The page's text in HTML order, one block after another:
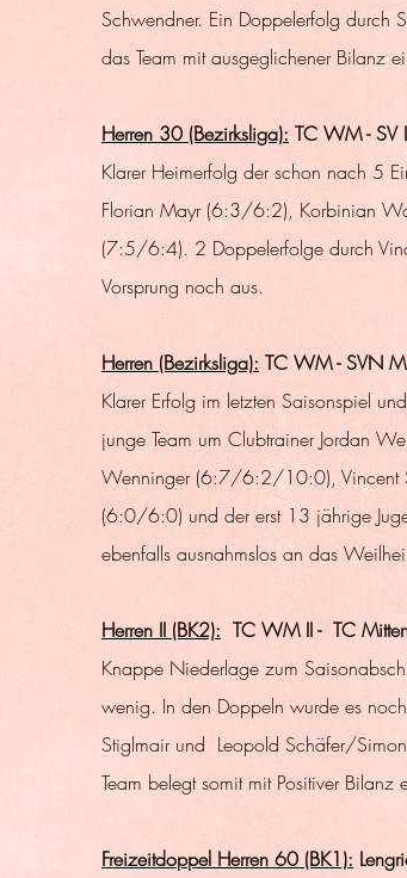
Schwendner. Ein Doppelerfolg durch
das Team mit ausgeglichener Bilanz
Herren 30 (Bezirksliga): TC WM - SV
Klarer Heimerfolg der schon nach 5
Florian Mayr (6:3/6:2), Korbinian
(7:5/6:4). 2 Doppelerfolge durch
Vorsprung noch aus.
Herren (Bezirksliga): TC WM - SVN
Klarer Erfolg im letzten Saisonspiel
junge Team um Clubtrainer Jordan
Wenninger (6:7/6:2/10:0), Vincent
(6:0/6:0) und der erst 13 jährige
ebenfalls ausnahmslos an das
Herren II (BK2):
TC WM II -  TC
Knappe Niederlage zum
wenig. In den Doppeln wurde es
Stiglmair und  Leopold Schäfer/
Team belegt somit mit Positiver
Freizeitdoppel Herren 60 (BK1):